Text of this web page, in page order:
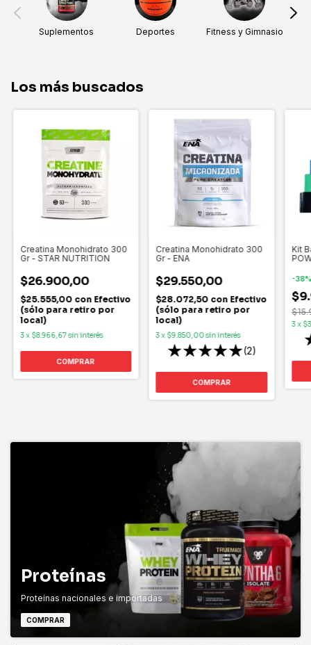
Suplementos Deportes
Fitness y Gimnasio
Los más buscados
Creatina Monohidrato 300
Gr - STAR NUTRITION
$26.900,00
$25.555,00 con Efectivo
(sólo para retiro por
local)
3x $8.966,67sin interés
COMPRAR
Creatina Monohidrato 300
Gr - ENA
$29.550,00
$28.072,50 con Efectivo
(sólo para retiro por
local)
3x $9.850,00sin interés
(2)
COMPRAR
Kit
-38
3x
Proteínas
Proteínas nacionales e importadas
COMPRAR